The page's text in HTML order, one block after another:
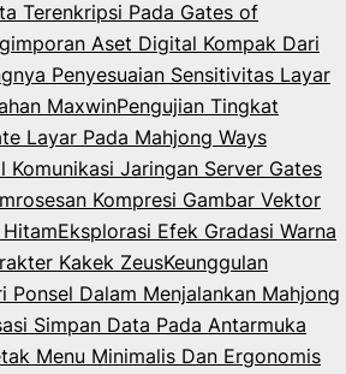
Terenkripsi Pada Gates of
Aset Digital Kompak Dari
Penyesuaian Sensitivitas Layar
MaxwinPengujian Tingkat
Layar Pada Mahjong Ways
Komunikasi Jaringan Server Gates
Kompresi Gambar Vektor
Eksplorasi Efek Gradasi Warna
Kakek ZeusKeunggulan
Ponsel Dalam Menjalankan Mahjong
Simpan Data Pada Antarmuka
Menu Minimalis Dan Ergonomis